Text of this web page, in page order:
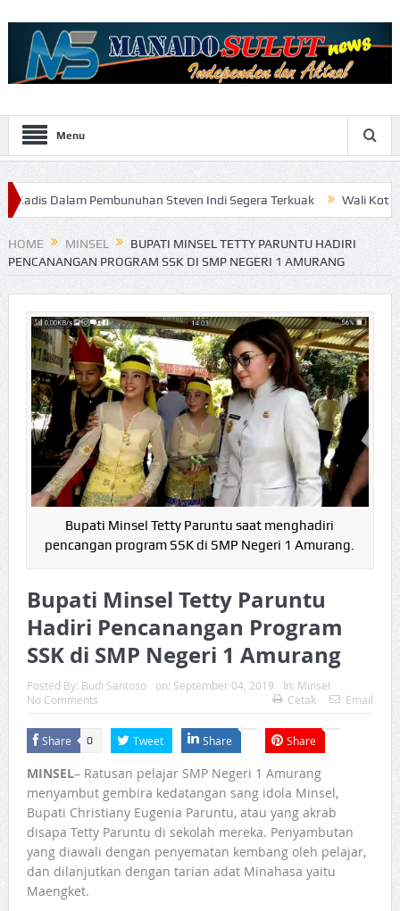
Menu
Steven Indi Segera Terkuak Wali Kota Vicky
HOME MINSEL
BUPATI MINSEL TETTY PARUNTU HADIRI
PENCANANGAN PROGRAM SSK DI SMP NEGERI 1 AMURANG
Bupati Minsel Tetty Paruntu saat menghadiri
pencangan program SSK di SMP Negeri 1 Amurang.
Bupati Minsel Tetty Paruntu
Hadiri Pencanangan Program
SSK di SMP Negeri 1 Amurang
Posted By: Budi Santoso on: September 04, 2019 In: Minsel
No Comments
Cetak Email
Share 0 Tweet Share Share
MINSEL– Ratusan pelajar SMP Negeri 1 Amurang
menyambut gembira kedatangan sang idola Minsel,
Bupati Christiany Eugenia Paruntu, atau yang akrab
disapa Tetty Paruntu di sekolah mereka. Penyambutan
yang diawali dengan penyematan kembang oleh pelajar,
dan dilanjutkan dengan tarian adat Minahasa yaitu
Maengket.